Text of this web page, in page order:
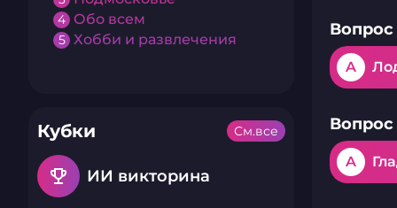
4 Обо всем
5 Хобби и развлечения
Кубки
emoji_events ИИ викторина
См.все
Вопрос
A
Вопрос
A